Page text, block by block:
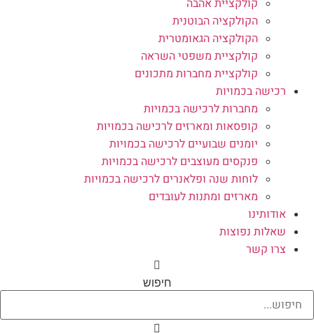
הקולקציה הבוטנית
הקולקציה הגאומטרית
קולקציית משפטי השראה
קולקציית מחברות מתכונים
רכישה בכמויות
מחברות לרכישה בכמויות
קופסאות ומארזים לרכישה בכמויות
יומנים שבועיים לרכישה בכמויות
פנקסים מעוצבים לרכישה בכמויות
לוחות שנה ופלאנרים לרכישה בכמויות
מארזים ומתנות לעובדים
אודותינו
שאלות נפוצות
צרו קשר
חיפוש